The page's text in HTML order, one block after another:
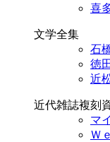
喜
文学全集
石
徳
近
近代雑誌複刻
マ
Ｗ